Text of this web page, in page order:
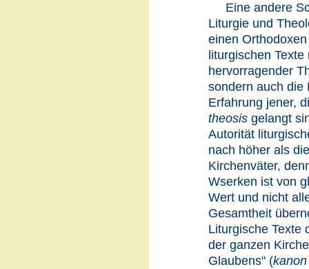
Eine andere
Liturgie und
einen
liturgischen
hervorragender
sondern auch die
Erfahrung jener,
theosisgelangt
Autorität
nach höher als
Kirchenväter,
Wserken ist von
Wert und nicht
Gesamtheit
Liturgische Texte
der ganzen
Glaubens" (